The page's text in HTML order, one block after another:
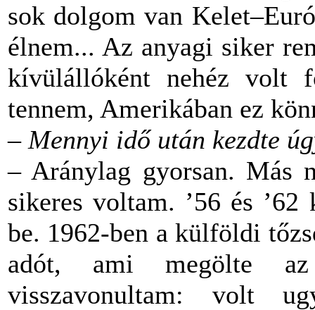
sok dolgom van
élnem... Az anyagi siker
kívülállóként nehéz volt
tennem, Amerikában ez
– Mennyi idő után kezdte
– Aránylag gyorsan. Más
sikeres voltam. ’56 és
be. 1962-ben a külföldi
adót, ami megölte az
visszavonultam: volt